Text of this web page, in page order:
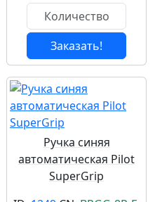
Заказать!
Ручка синяя
автоматическая Pilot
SuperGrip